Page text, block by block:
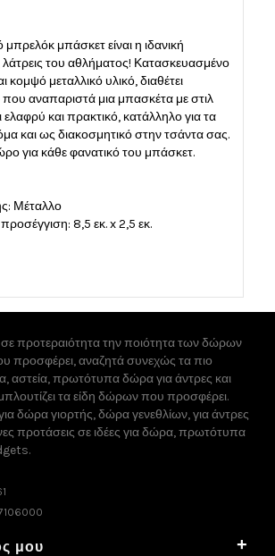
μπάσκετ είναι η ιδανική
λάτρεις του αθλήματος! Κατασκευασμένο
κομψό μεταλλικό υλικό, διαθέτει
που αναπαριστά μια μπασκέτα με στιλ
ελαφρύ και πρακτικό, κατάλληλο για τα
και ως διακοσμητικό στην τσάντα σας.
για κάθε φανατικό του μπάσκετ.
Μέταλλο
8,5 εκ. x 2,5 εκ.
προτεραιότητα την ποιότητα των δώρων
προσφέρει, αναζητά συνεχώς τα πιο
αστεία, πρωτότυπα δώρα για άντρες και
τα είδη δώρων που προσφέρει.
δώρα γιορτής, δώρα γενεθλίων, για άντρες
προτάσεις σε ιδέες για δώρα, πρωτότυπα
μου +